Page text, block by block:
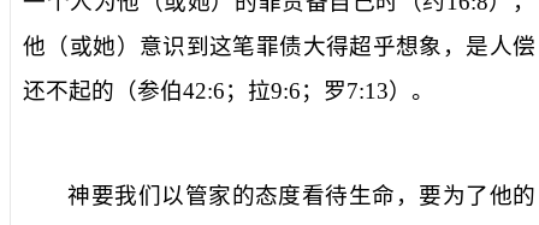
他（或她）意识到这笔罪债大得超乎想象，是人偿
还不起的（参伯42:6；拉9:6；罗7:13）。
神要我们以管家的态度看待生命，要为了他的